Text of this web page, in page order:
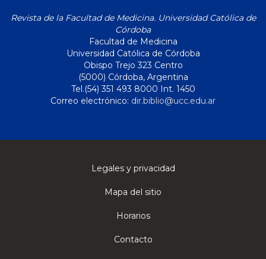
Revista de la Facultad de Medicina. Universidad Católica de
Córdoba
Facultad de Medicina
Universidad Católica de Córdoba
Obispo Trejo 323 Centro
(5000) Córdoba, Argentina
Tel.(54) 351 493 8000 Int. 1450
Correo electrónico: dir.biblio@ucc.edu.ar
Legales y privacidad
Mapa del sitio
Horarios
Contacto